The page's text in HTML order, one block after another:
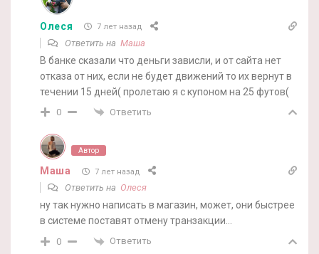
Олеся 7 лет назад
Ответить на Маша
В банке сказали что деньги зависли, и от сайта нет
отказа от них, если не будет движений то их вернут в
течении 15 дней( пролетаю я с купоном на 25 футов(
0 Ответить
Автор
Маша 7 лет назад
Ответить на Олеся
ну так нужно написать в магазин, может, они быстрее
в системе поставят отмену транзакции…
0 Ответить